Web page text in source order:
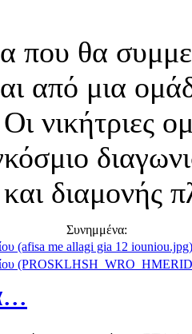
που θα
από μια
νικήτριες
διαμονής
Συνημμένα: